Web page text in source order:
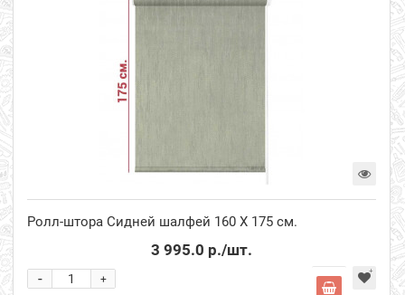
Ролл-штора Сидней шалфей 160 Х 175 см.
3 995.0 р./шт.
+
-